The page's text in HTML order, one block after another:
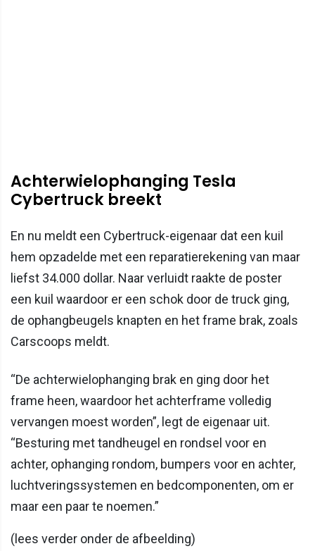
Achterwielophanging Tesla
Cybertruck breekt
En nu meldt een Cybertruck-eigenaar dat een kuil
hem opzadelde met een reparatierekening van maar
liefst 34.000 dollar. Naar verluidt raakte de poster
een kuil waardoor er een schok door de truck ging,
de ophangbeugels knapten en het frame brak, zoals
Carscoops meldt.
“De achterwielophanging brak en ging door het
frame heen, waardoor het achterframe volledig
vervangen moest worden”, legt de eigenaar uit.
“Besturing met tandheugel en rondsel voor en
achter, ophanging rondom, bumpers voor en achter,
luchtveringssystemen en bedcomponenten, om er
maar een paar te noemen.”
(lees verder onder de afbeelding)